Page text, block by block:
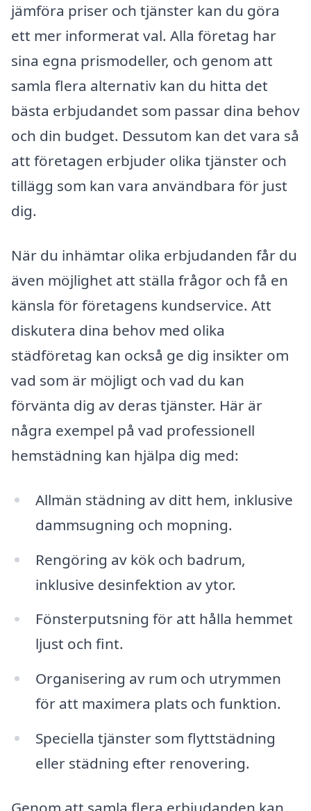
jämföra priser och tjänster kan du göra
ett mer informerat val. Alla företag har
sina egna prismodeller, och genom att
samla flera alternativ kan du hitta det
bästa erbjudandet som passar dina behov
och din budget. Dessutom kan det vara så
att företagen erbjuder olika tjänster och
tillägg som kan vara användbara för just
dig.
När du inhämtar olika erbjudanden får du
även möjlighet att ställa frågor och få en
känsla för företagens kundservice. Att
diskutera dina behov med olika
städföretag kan också ge dig insikter om
vad som är möjligt och vad du kan
förvänta dig av deras tjänster. Här är
några exempel på vad professionell
hemstädning kan hjälpa dig med:
Allmän städning av ditt hem, inklusive
dammsugning och mopning.
Rengöring av kök och badrum,
inklusive desinfektion av ytor.
Fönsterputsning för att hålla hemmet
ljust och fint.
Organisering av rum och utrymmen
för att maximera plats och funktion.
Speciella tjänster som flyttstädning
eller städning efter renovering.